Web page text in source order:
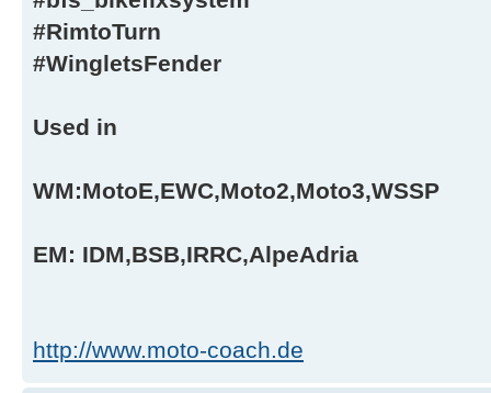
#RimtoTurn
#WingletsFender
Used in
WM:MotoE,EWC,Moto2,Moto3,WSSP
EM: IDM,BSB,IRRC,AlpeAdria
http://www.moto-coach.de